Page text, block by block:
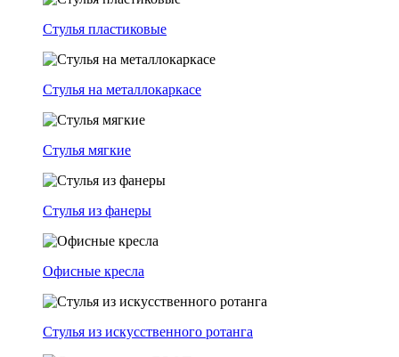
Стулья пластиковые
Стулья на металлокаркасе
Стулья мягкие
Стулья из фанеры
Офисные кресла
Стулья из искусственного ротанга